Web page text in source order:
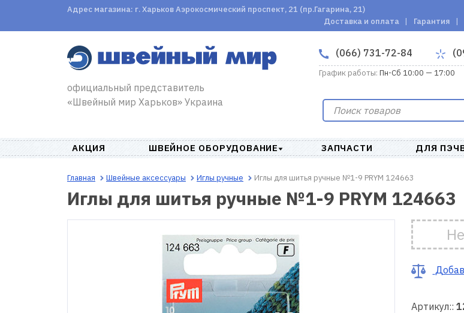
Адрес магазина: г. Харьков Аэрокосмический проспект, 21 (пр.Гагарина, 21)
Доставка и оплата Гарантия
официальный представитель
«Швейный мир Харьков» Украина
(066) 731-72-84
График работы: Пн-Сб 10:00 — 17:00
АКЦИЯ ШВЕЙНОЕ ОБОРУДОВАНИЕ ЗАПЧАСТИ ДЛЯ
Главная Швейные аксессуары Иглы ручные Иглы для шитья ручные №1-9 PRYM 124663
Иглы для шитья ручные №1-9 PRYM 124663
Артикул::